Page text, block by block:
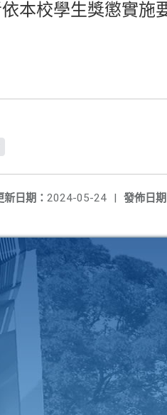
本校學生獎懲實施
發佈日期
新日期： 2024-05-24 |